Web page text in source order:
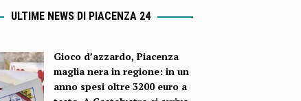
ULTIME NEWS DI PIACENZA 24
Gioco d’azzardo, Piacenza
maglia nera in regione: in un
anno spesi oltre 3200 euro a